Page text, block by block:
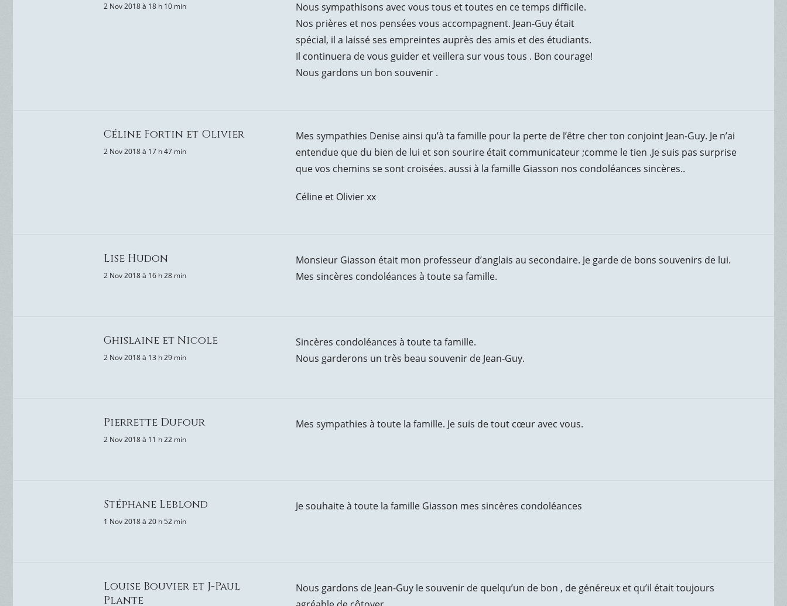
2 Nov 2018 à 18 h 10 min
Nous sympathisons avec vous tous et toutes en ce temps difficile.
Nos prières et nos pensées vous accompagnent. Jean-Guy était
spécial, il a laissé ses empreintes auprès des amis et des étudiants.
Il continuera de vous guider et veillera sur vous tous . Bon courage!
Nous gardons un bon souvenir .
Céline Fortin et Olivier
2 Nov 2018 à 17 h 47 min
Mes sympathies Denise ainsi qu’à ta famille pour la perte de l’être cher ton conjoint Jean-Guy. Je n’ai
entendue que du bien de lui et son sourire était communicateur ;comme le tien .Je suis pas surprise
que vos chemins se sont croisées. aussi à la famille Giasson nos condoléances sincères..
Céline et Olivier xx
Lise Hudon
2 Nov 2018 à 16 h 28 min
Monsieur Giasson était mon professeur d’anglais au secondaire. Je garde de bons souvenirs de lui.
Mes sincères condoléances à toute sa famille.
Ghislaine et Nicole
2 Nov 2018 à 13 h 29 min
Sincères condoléances à toute ta famille.
Nous garderons un très beau souvenir de Jean-Guy.
Pierrette Dufour
2 Nov 2018 à 11 h 22 min
Mes sympathies à toute la famille. Je suis de tout cœur avec vous.
Stéphane Leblond
1 Nov 2018 à 20 h 52 min
Je souhaite à toute la famille Giasson mes sincères condoléances
Louise Bouvier et J-Paul
Plante
Nous gardons de Jean-Guy le souvenir de quelqu’un de bon , de généreux et qu’il était toujours